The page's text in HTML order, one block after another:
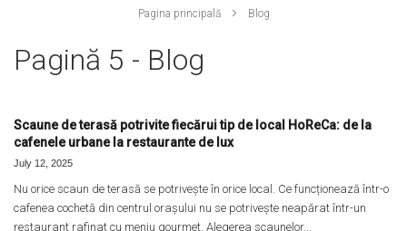
Pagina principală Blog
Pagină 5 - Blog
Scaune de terasă potrivite fiecărui tip de local HoReCa: de la
cafenele urbane la restaurante de lux
July 12, 2025
Nu orice scaun de terasă se potrivește în orice local. Ce funcționează într-o
cafenea cochetă din centrul orașului nu se potrivește neapărat într-un
restaurant rafinat cu meniu gourmet. Alegerea scaunelor...